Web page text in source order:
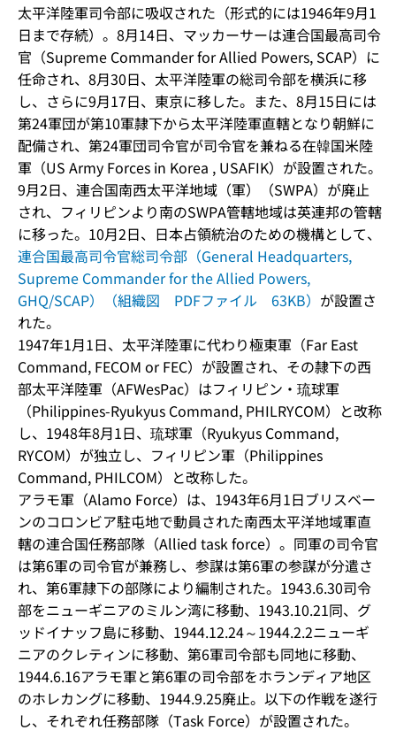
太平洋陸軍司令部に吸収された（形式的には1946年9月1
日まで存続）。8月14日、マッカーサーは連合国最高司令
官（Supreme Commander for Allied Powers, SCAP）に
任命され、8月30日、太平洋陸軍の総司令部を横浜に移
し、さらに9月17日、東京に移した。また、8月15日には
第24軍団が第10軍隷下から太平洋陸軍直轄となり朝鮮に
配備され、第24軍団司令官が司令官を兼ねる在韓国米陸
軍（US Army Forces in Korea , USAFIK）が設置された。
9月2日、連合国南西太平洋地域（軍）（SWPA）が廃止
され、フィリピンより南のSWPA管轄地域は英連邦の管轄
に移った。10月2日、日本占領統治のための機構として、
連合国最高司令官総司令部（General Headquarters,
Supreme Commander for the Allied Powers,
GHQ/SCAP）（組織図 PDFファイル 63KB） が設置さ
れた。
1947年1月1日、太平洋陸軍に代わり極東軍（Far East
Command, FECOM or FEC）が設置され、その隷下の西
部太平洋陸軍（AFWesPac）はフィリピン・琉球軍
（Philippines-Ryukyus Command, PHILRYCOM）と改称
し、1948年8月1日、琉球軍（Ryukyus Command,
RYCOM）が独立し、フィリピン軍（Philippines
Command, PHILCOM）と改称した。
アラモ軍（Alamo Force）は、1943年6月1日ブリスベー
ンのコロンビア駐屯地で動員された南西太平洋地域軍直
轄の連合国任務部隊（Allied task force）。同軍の司令官
は第6軍の司令官が兼務し、参謀は第6軍の参謀が分遣さ
れ、第6軍隷下の部隊により編制された。1943.6.30司令
部をニューギニアのミルン湾に移動、1943.10.21同、グ
ッドイナッフ島に移動、1944.12.24～1944.2.2ニューギ
ニアのクレティンに移動、第6軍司令部も同地に移動、
1944.6.16アラモ軍と第6軍の司令部をホランディア地区
のホレカングに移動、1944.9.25廃止。以下の作戦を遂行
し、それぞれ任務部隊（Task Force）が設置された。